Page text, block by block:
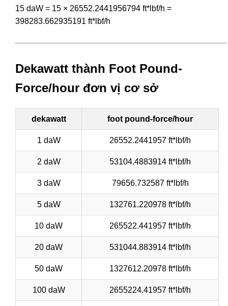
15 daW = 15 × 26552.2441956794 ft*lbf/h =
398283.662935191 ft*lbf/h
Dekawatt thành Foot Pound-
Force/hour đơn vị cơ sở
dekawatt foot pound-force/hour
1 daW 26552.2441957 ft*lbf/h
2 daW 53104.4883914 ft*lbf/h
3 daW 79656.732587 ft*lbf/h
5 daW 132761.220978 ft*lbf/h
10 daW 265522.441957 ft*lbf/h
20 daW 531044.883914 ft*lbf/h
50 daW 1327612.20978 ft*lbf/h
100 daW 2655224.41957 ft*lbf/h